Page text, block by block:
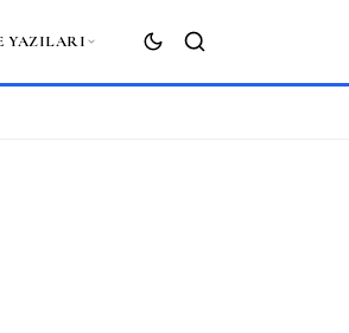
YAZILARI
ARA